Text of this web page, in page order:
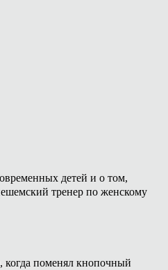
детей и о том,
тренер по женскому
когда поменял кнопочный